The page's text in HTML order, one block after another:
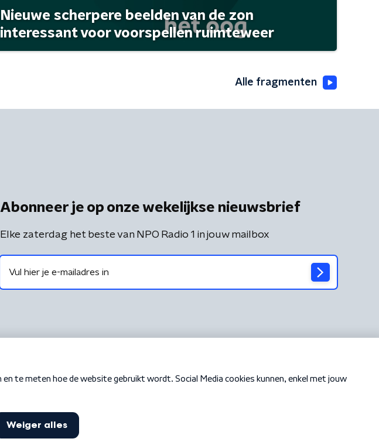
Nieuwe scherpere beelden van de zon
interessant voor voorspellen ruimteweer
Alle fragmenten
Abonneer je op onze wekelijkse nieuwsbrief
Elke zaterdag het beste van NPO Radio 1 in jouw mailbox